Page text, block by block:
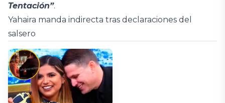
Tentación”.
Yahaira manda indirecta tras declaraciones del
salsero